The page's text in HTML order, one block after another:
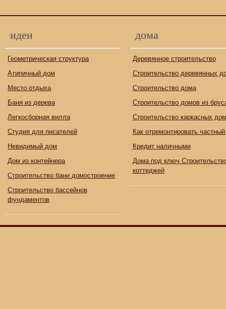
идеи
Геометрическая структура
Атипичный дом
Место отдыха
Баня из дерева
Легкосборная вилла
Студия для писателей
Невидимый дом
Дом из контейнера
Строительство бани домостроение
Строительство бассейнов
фундаментов
дома
Деревянное строительство
Строительство деревянных
Строительство дома
Строительство домов из
Строительство каркасных
Как отремонтировать
Кредит наличными
Дома под ключ
коттеджей